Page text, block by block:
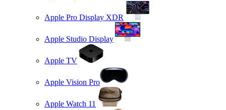
Apple Pro Display XDR
Apple Studio Display
Apple TV
Apple Vision Pro
Apple Watch 11